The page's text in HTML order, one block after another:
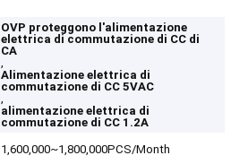
OVP proteggono l'alimentazione
elettrica di commutazione di CC di
CA
,
Alimentazione elettrica di
commutazione di CC 5VAC
,
alimentazione elettrica di
commutazione di CC 1.2A
1,600,000~1,800,000PCS/Month